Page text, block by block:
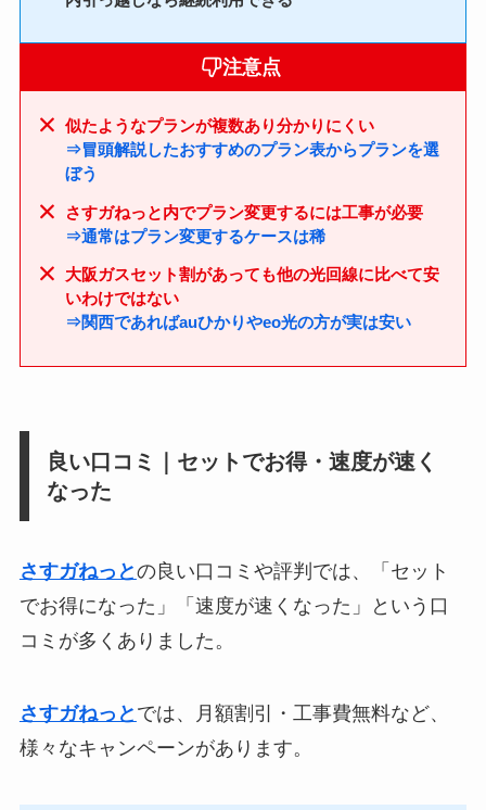
注意点
似たようなプランが複数あり分かりにくい
⇒冒頭解説したおすすめのプラン表からプランを選
ぼう
さすガねっと内でプラン変更するには工事が必要
⇒通常はプラン変更するケースは稀
大阪ガスセット割があっても他の光回線に比べて安
いわけではない
⇒関西であればauひかりやeo光の方が実は安い
良い口コミ｜セットでお得・速度が速く
なった
さすガねっとの良い口コミや評判では、「セット
でお得になった」「速度が速くなった」という口
コミが多くありました。
さすガねっと では、月額割引・工事費無料など、
様々なキャンペーンがあります。